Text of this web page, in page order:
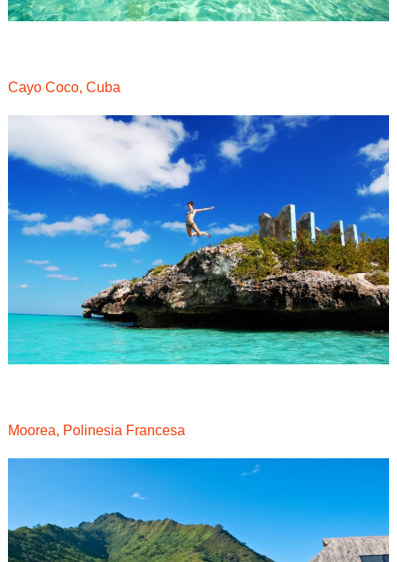
Cayo Coco, Cuba
Moorea, Polinesia Francesa